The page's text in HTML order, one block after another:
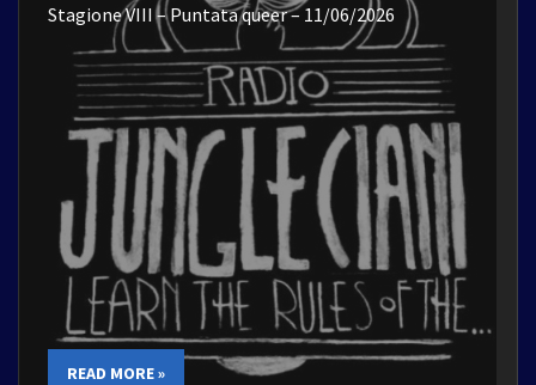
Stagione VIII – Puntata queer – 11/06/2026
READ MORE »